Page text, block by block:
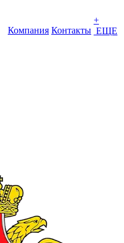
Компания Контакты
+
ЕЩЕ